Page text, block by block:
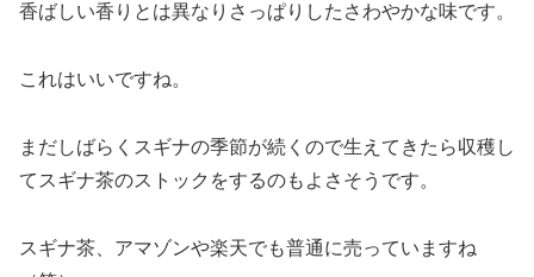
香ばしい香りとは異なりさっぱりしたさわやかな味です。
これはいいですね。
まだしばらくスギナの季節が続くので生えてきたら収穫し
てスギナ茶のストックをするのもよさそうです。
スギナ茶、アマゾンや楽天でも普通に売っていますね